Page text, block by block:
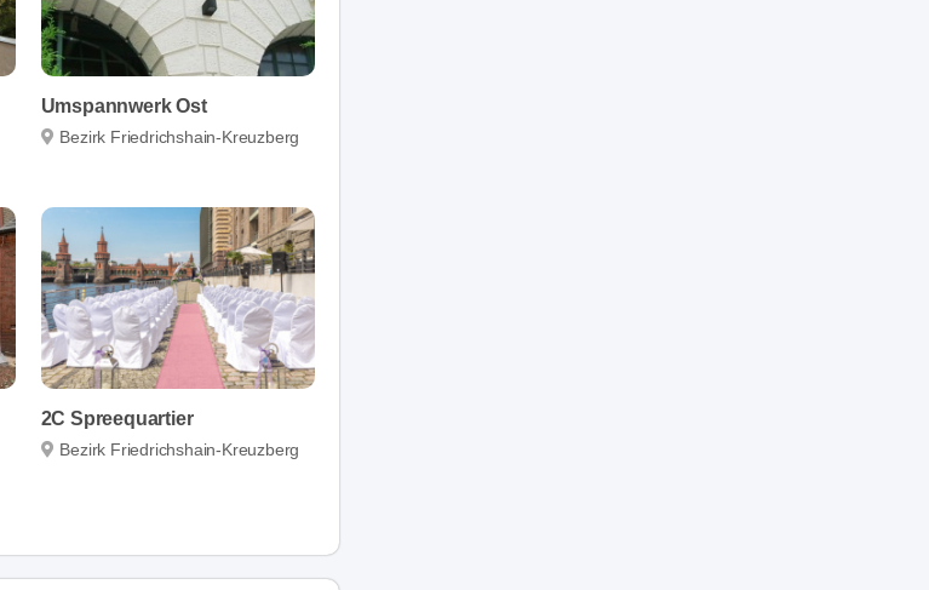
Umspannwerk Ost
Bezirk Friedrichshain-Kreuzberg
2C Spreequartier
Bezirk Friedrichshain-Kreuzberg